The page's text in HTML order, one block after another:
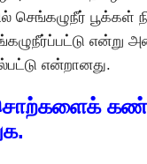
செங்கழுநீர் பூக்கள்
என்று
என்றானது.